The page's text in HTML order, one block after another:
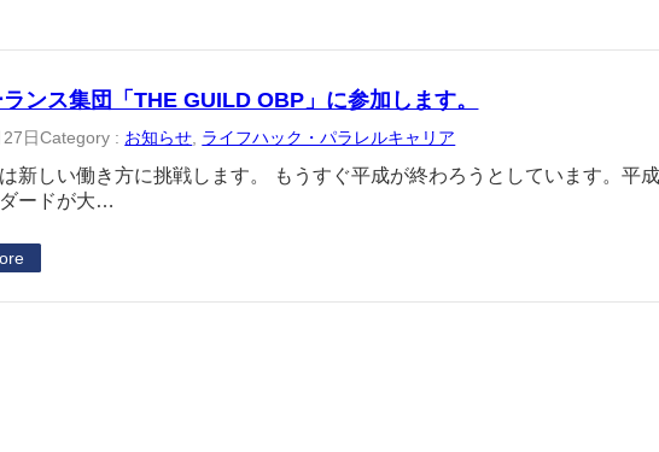
ンス集団「THE GUILD OBP」に参加します。
27日Category : お知らせ ライフハック・パラレルキャリア
新しい働き方に挑戦します。 もうすぐ平成が終わろうとしています。平
ードが大…